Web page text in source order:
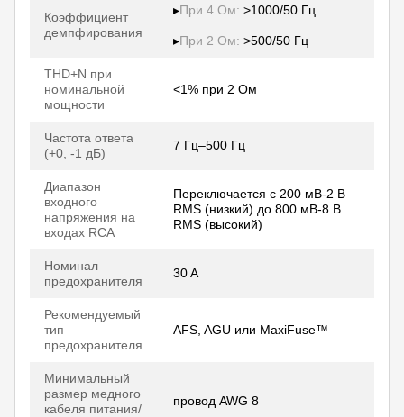
Коэффициент
демпфирования
▸При 4 Ом: >1000/50 Гц
▸При 2 Ом: >500/50 Гц
THD+N при
номинальной
мощности
<1% при 2 Ом
Частота ответа
(+0, -1 дБ)
7 Гц–500 Гц
Диапазон
входного
напряжения на
входах RCA
Переключается с 200 мВ-2 В
RMS (низкий) до 800 мВ-8 В
RMS (высокий)
Номинал
предохранителя
30 A
Рекомендуемый
тип
предохранителя
AFS, AGU или MaxiFuse™
Минимальный
размер медного
кабеля питания/
провод AWG 8